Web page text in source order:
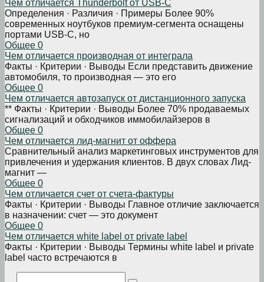
Чем отличается Thunderbolt от USB-C
Определения · Различия · Примеры Более 90%
современных ноутбуков премиум-сегмента оснащены
портами USB-C, но
Общее 0
Чем отличается производная от интеграла
Факты · Критерии · Выводы Если представить движение
автомобиля, то производная — это его
Общее 0
Чем отличается автозапуск от дистанционного запуска
** Факты · Критерии · Выводы Более 70% продаваемых
сигнализаций и обходчиков иммобилайзеров в
Общее 0
Чем отличается лид-магнит от оффера
Сравнительный анализ маркетинговых инструментов для
привлечения и удержания клиентов. В двух словах Лид-
магнит —
Общее 0
Чем отличается счет от счета-фактуры
Факты · Критерии · Выводы Главное отличие заключается
в назначении: счет — это документ
Общее 0
Чем отличается white label от private label
Факты · Критерии · Выводы Термины white label и private
label часто встречаются в